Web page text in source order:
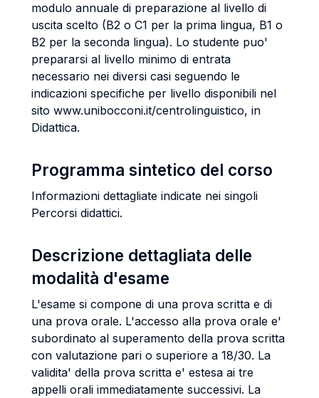
modulo annuale di preparazione al livello di
uscita scelto (B2 o C1 per la prima lingua, B1 o
B2 per la seconda lingua). Lo studente puo'
prepararsi al livello minimo di entrata
necessario nei diversi casi seguendo le
indicazioni specifiche per livello disponibili nel
sito www.unibocconi.it/centrolinguistico, in
Didattica.
Programma sintetico del corso
Informazioni dettagliate indicate nei singoli
Percorsi didattici.
Descrizione dettagliata delle
modalità d'esame
L'esame si compone di una prova scritta e di
una prova orale. L'accesso alla prova orale e'
subordinato al superamento della prova scritta
con valutazione pari o superiore a 18/30. La
validita' della prova scritta e' estesa ai tre
appelli orali immediatamente successivi. La